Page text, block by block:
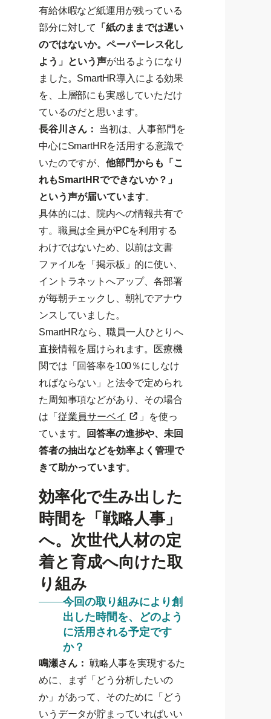
有給休暇など紙運用が残っている
部分に対して
「紙のままでは遅い
のではないか。ペーパーレス化し
よう」という声が出るようになり
ました。SmartHR導入による効果
を、上層部にも実感していただけ
ているのだと思います。
長谷川さん：
当初は、人事部門を
中心にSmartHRを活用する意識で
いたのですが、 他部門からも「こ
れもSmartHRでできないか？」
という声が届いています。
具体的には、院内への情報共有で
す。職員は全員がPCを利用する
わけではないため、以前は文書
ファイルを「掲示板」的に使い、
イントラネットへアップ、各部署
が毎朝チェックし、朝礼でアナウ
ンスしていました。
SmartHRなら、職員一人ひとりへ
直接情報を届けられます。医療機
関では「回答率を100％にしなけ
ればならない」と法令で定められ
た周知事項などがあり、その場合
は「 従業員サーベイ
」を使っ
ています。
回答率の進捗や、未回
答者の抽出などを効率よく管理で
きて助かっています。
効率化で生み出した
時間を「戦略人事」
へ。次世代人材の定
着と育成へ向けた取
り組み
今回の取り組みにより創
出した時間を、どのよう
に活用される予定です
か？
鳴瀬さん： 戦略人事を実現するた
めに、まず「どう分析したいの
か」があって、そのために「どう
いうデータが貯まっていればいい